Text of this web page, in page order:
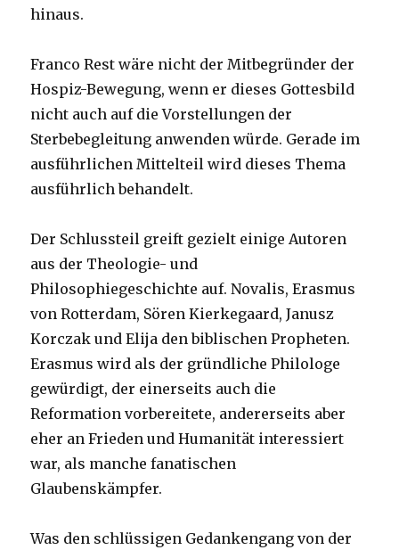
hinaus.
Franco Rest wäre nicht der Mitbegründer der
Hospiz-Bewegung, wenn er dieses Gottesbild
nicht auch auf die Vorstellungen der
Sterbebegleitung anwenden würde. Gerade im
ausführlichen Mittelteil wird dieses Thema
ausführlich behandelt.
Der Schlussteil greift gezielt einige Autoren
aus der Theologie- und
Philosophiegeschichte auf. Novalis, Erasmus
von Rotterdam, Sören Kierkegaard, Janusz
Korczak und Elija den biblischen Propheten.
Erasmus wird als der gründliche Philologe
gewürdigt, der einerseits auch die
Reformation vorbereitete, andererseits aber
eher an Frieden und Humanität interessiert
war, als manche fanatischen
Glaubenskämpfer.
Was den schlüssigen Gedankengang von der